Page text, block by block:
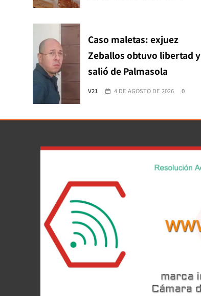
Caso maletas: exjuez
Zeballos obtuvo libertad y
salió de Palmasola
V21 4 DE AGOSTO DE 2026 0